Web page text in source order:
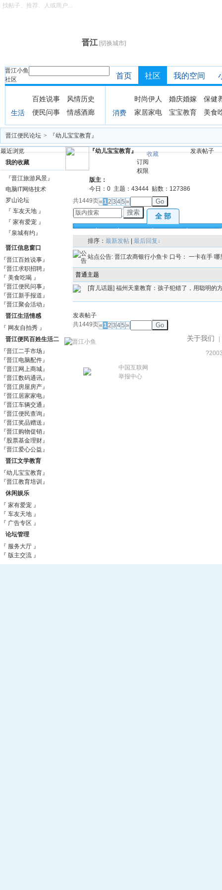
晋江 [切换城市]
晋江小鱼
社区
找帖子、推荐、人或商户...
首页 社区 我的空间
生活
百姓说事
风情历史
便民问事
情感酒廊 消费
时尚伊人 婚庆婚嫁
保健
家居家电
宝宝教育 美食
晋江便民论坛 > 『幼儿宝宝教育』
最近浏览
我的收藏
『晋江旅游风景』
电脑IT网络技术
罗山论坛
『 车友天地 』
『 家有爱宠 』
『泉城有约』
晋江信息窗口
『晋江百姓说事』
『晋江求职招聘』
『 美食吃喝 』
『晋江便民问事』
『晋江新手报道』
『晋江聚会活动』
晋江生活情感
『 网友自拍秀 』
晋江便民百姓生活二
手信息市场
『晋江二手市场』
『晋江电脑配件』
『晋江网上商城』
『晋江数码通讯』
『晋江房屋房产』
『晋江居家家电』
『晋江车辆交通』
『晋江便民查询』
『晋江奖品赠送』
『晋江购物促销』
『股票基金理财』
『晋江爱心公益』
晋江文学教育
『幼儿宝宝教育』
『晋江教育培训』
休闲娱乐
『 家有爱宠 』
『 车友天地 』
『 广告专区 』
论坛管理
『 服务大厅 』
『 版主交流 』
『幼儿宝宝教育』
收藏
订阅
权限
版主：
今日： 0 主题： 43444 贴数： 127386
发表帖子
« 12 3 45 »
共1449页
Go
搜索
全 部
排序： 最新发帖 最后回复↓
站点公告: 晋江农商银行小鱼卡 口号： 一卡在手
普通主题
[育儿话题] 福州天童教育：孩子犯错了，用聪明的
发表帖子
« 12 3 45 »
共1449页 Go
关于我们
中国互联网
举报中心